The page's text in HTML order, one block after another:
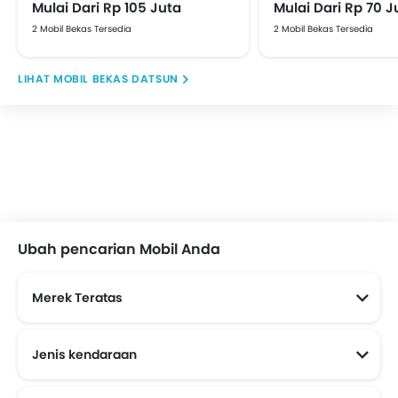
Mulai Dari Rp 105 Juta
2 Mobil Bekas Tersedia
Mulai Dari Rp 70
2 Mobil Bekas Tersedia
MOBIL BEKAS DATSUN
Ubah pencarian Mobil Anda
Merek Teratas
Jenis kendaraan